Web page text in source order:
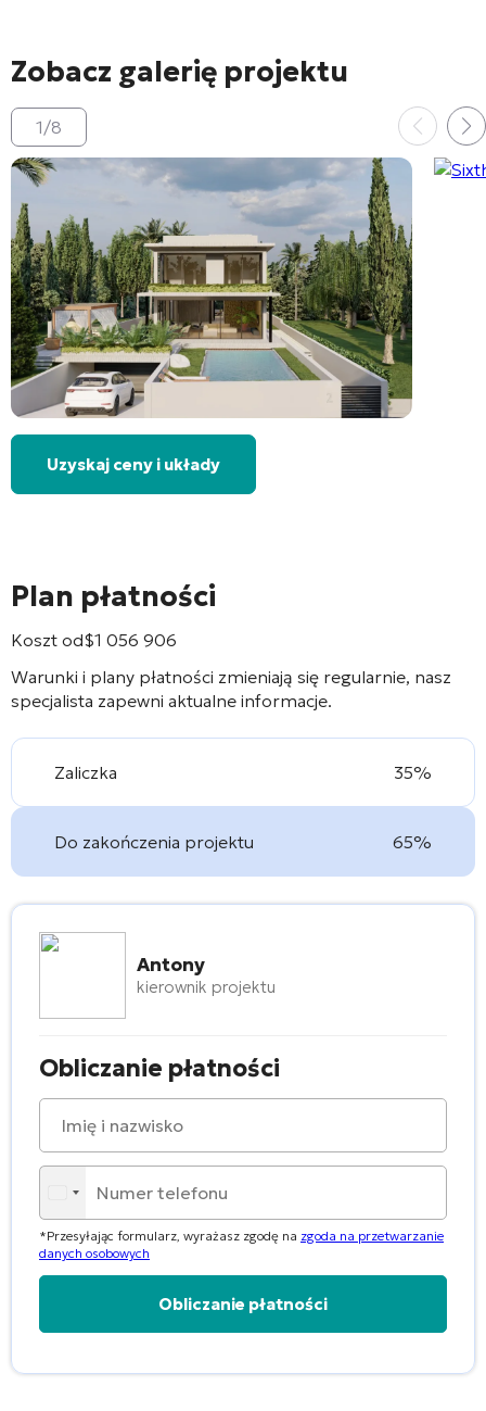
Zobacz galerię projektu
1/8
Uzyskaj ceny i układy
Plan płatności
Koszt od$1 056 906
Warunki i plany płatności zmieniają się regularnie, nasz
specjalista zapewni aktualne informacje.
Zaliczka 35%
Do zakończenia projektu 65%
Antony
kierownik projektu
Obliczanie płatności
*Przesyłając formularz, wyrażasz zgodę na zgoda na przetwarzanie
danych osobowych